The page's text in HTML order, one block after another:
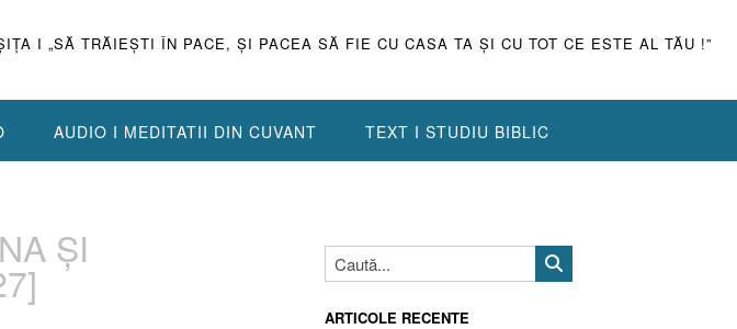
I „SĂ TRĂIEŞTI ÎN PACE, ŞI PACEA SĂ FIE CU CASA TA ŞI CU TOT CE ESTE AL TĂU !”
AUDIO I MEDITATII DIN CUVANT TEXT I STUDIU BIBLIC
ȘI
ARTICOLE RECENTE